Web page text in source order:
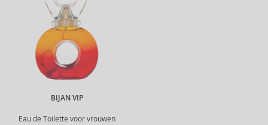
BIJAN VIP
Eau de Toilette voor vrouwen